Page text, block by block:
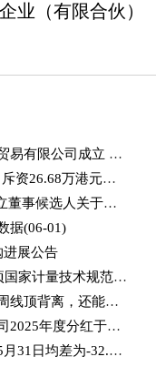
业（有限合伙）
每日报道：南京海裕恒贸易有限公司成立 注册资本350万人民币
普华和顺(01358)6月1日斥资26.68万港元回购22.8万股
今日聚焦!晨光生物: 独立董事候选人关于参加独立董事培训并取得独立董事资格证书的承诺书（牛翃）
据(06-01)
进展公告
市场监管总局启动401项国家计量技术规范制修订计划
和讯曾宇豪：上证指数周线顶背离，还能买什么？
热点评！中际旭创：公司2025年度分红于2026年4月30日实施完毕
消息！生意社磷酸一铵5月31日均差为-32.33元/吨 由负向扩大转为缩小